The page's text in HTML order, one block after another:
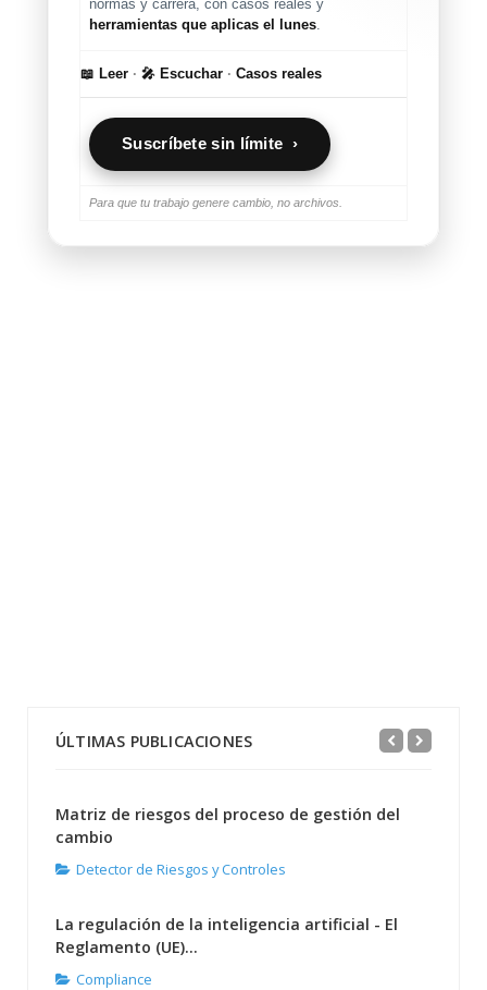
normas y carrera, con casos reales y
herramientas que aplicas el lunes
📖 Leer · 🎤 Escuchar · Casos reales
Suscríbete sin límite ›
Para que tu trabajo genere cambio, no archivos.
ÚLTIMAS PUBLICACIONES
Matriz de riesgos del proceso de gestión del
cambio
Detector de Riesgos y Controles
La regulación de la inteligencia artificial - El
Reglamento (UE)...
Compliance